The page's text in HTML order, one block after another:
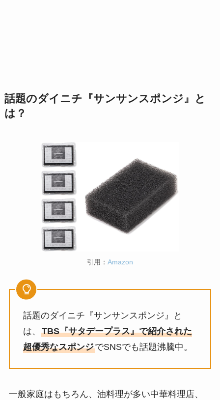
話題のダイニチ『サンサンスポンジ』と
は？
引用： Amazon
話題のダイニチ『サンサンスポンジ』と
は、 TBS『サタデープラス』で紹介された
超優秀なスポンジでSNSでも話題沸騰中。
一般家庭はもちろん、油料理が多い中華料理店、